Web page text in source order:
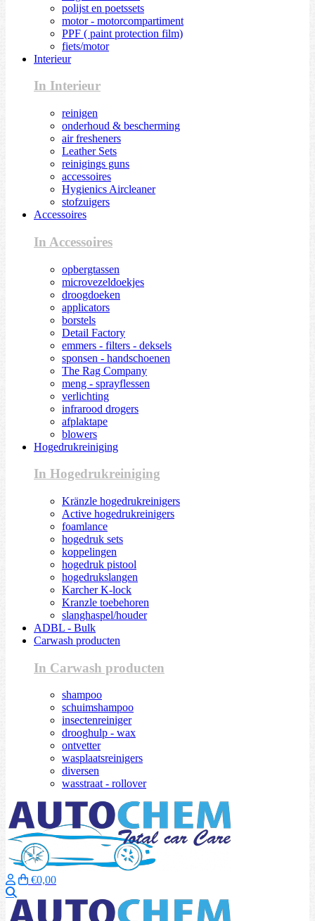
polijst en poetssets
motor - motorcompartiment
PPF ( paint protection film)
fiets/motor
Interieur
In Interieur
reinigen
onderhoud & bescherming
air fresheners
Leather Sets
reinigings guns
accessoires
Hygienics Aircleaner
stofzuigers
Accessoires
In Accessoires
opbergtassen
microvezeldoekjes
droogdoeken
applicators
borstels
Detail Factory
emmers - filters - deksels
sponsen - handschoenen
The Rag Company
meng - sprayflessen
verlichting
infrarood drogers
afplaktape
blowers
Hogedrukreiniging
In Hogedrukreiniging
Kränzle hogedrukreinigers
Active hogedrukreinigers
foamlance
hogedruk sets
koppelingen
hogedruk pistool
hogedrukslangen
Karcher K-lock
Kranzle toebehoren
slanghaspel/houder
ADBL - Bulk
Carwash producten
In Carwash producten
shampoo
schuimshampoo
insectenreiniger
drooghulp - wax
ontvetter
wasplaatsreinigers
diversen
wasstraat - rollover
€0,00